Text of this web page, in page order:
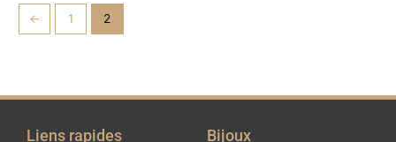
← 1 2
Liens rapides Bijoux